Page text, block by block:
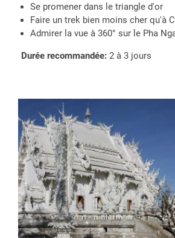
Se promener dans le triangle d'or
Faire un trek bien moins cher qu'à
Admirer la vue à 360° sur le Pha
Durée recommandée: 2 à 3 jours